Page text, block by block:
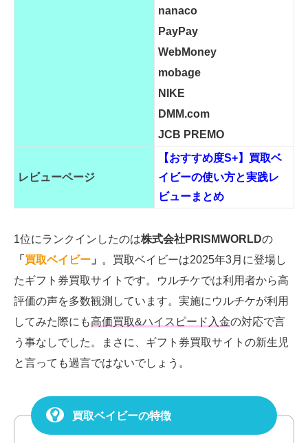
nanaco
PayPay
WebMoney
mobage
NIKE
DMM.com
JCB PREMO
レビューページ
【おすすめ度S+】買取ベ
イビーの使い方と実践レ
ビューまとめ
1位にランクインしたのは株式会社PRISMWORLDの
「 買取ベイビー 」
。買取ベイビーは2025年3月に登場し
たギフト券買取サイトです。ウルチケでは利用者から高
評価の声を多数観測しています。実施にウルチケが利用
してみた際にも高価買取&ハイスピード入金の対応で言
う事なしでした。まさに、ギフト券買取サイトの新生児
と言っても過言ではないでしょう。
買取ベイビーの特徴